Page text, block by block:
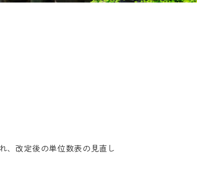
、改定後の単位数表の見直し